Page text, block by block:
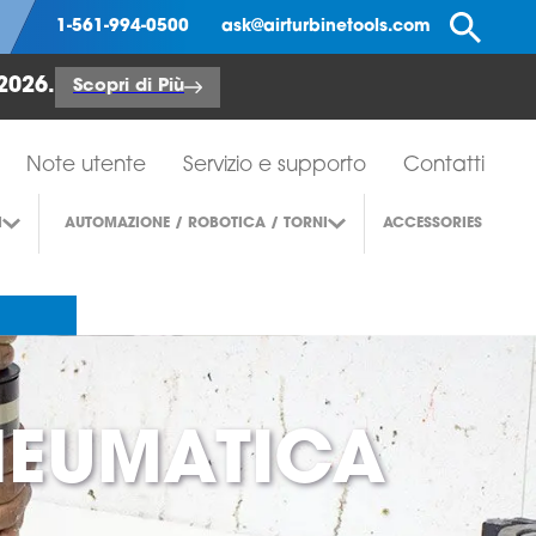
1-561-994-0500 ask@airturbinetools.com
Scopri di Più
Note utente Servizio e supporto Contatti
AUTOMAZIONE / ROBOTICA / TORNI ACCESSORIES